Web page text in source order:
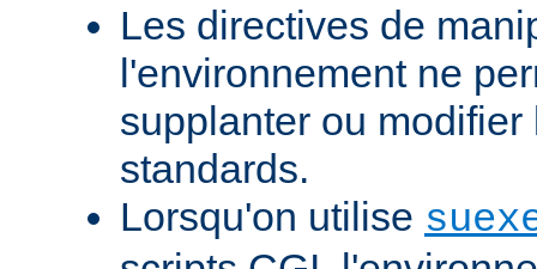
Les directives de
l'environnement ne
supplanter ou
standards.
Lorsqu'on utilise